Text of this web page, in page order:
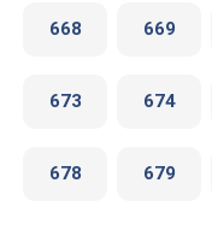
668 669
673 674
678 679